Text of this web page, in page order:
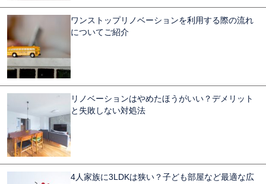
ワンストップリノベーションを利用する際の流れ
についてご紹介
リノベーションはやめたほうがいい？デメリット
と失敗しない対処法
4人家族に3LDKは狭い？子ども部屋など最適な広